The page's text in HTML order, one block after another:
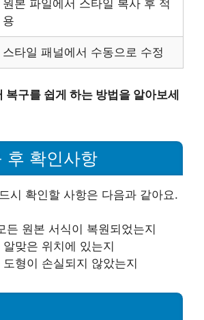
원본 파일에서 스타일 복사 후 적
용
스타일 패널에서 수동으로 수정
복구를 쉽게 하는 방법을 알아보세
후 확인사항
시 확인할 사항은 다음과 같아요.
든 원본 서식이 복원되었는지
맞은 위치에 있는지
도형이 손실되지 않았는지